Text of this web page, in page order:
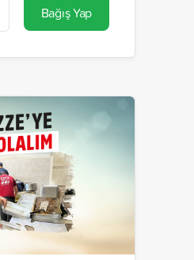
Bağış Yap